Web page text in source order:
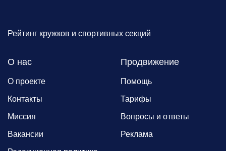
Рейтинг кружков и спортивных секций
О нас
О проекте
Контакты
Миссия
Вакансии
Продвижение
Помощь
Тарифы
Вопросы и ответы
Реклама